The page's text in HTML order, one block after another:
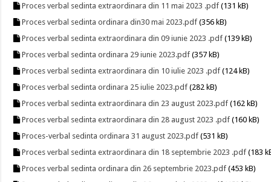
Proces verbal sedinta extraordinara din 11 mai 2023 .pdf (131 kB)
Proces verbal sedinta ordinara din30 mai 2023.pdf (356 kB)
Proces verbal sedinta extraordinara din 09 iunie 2023 .pdf (139 kB)
Proces verbal sedinta ordinara 29 iunie 2023.pdf (357 kB)
Proces verbal sedinta extraordinara din 10 iulie 2023 .pdf (124 kB)
Proces verbal sedinta ordinara 25 iulie 2023.pdf (282 kB)
Proces verbal sedinta extraordinara din 23 august 2023.pdf (162 kB)
Proces verbal sedinta extraordinara din 28 august 2023 .pdf (160 kB)
Proces-verbal sedinta ordinara 31 august 2023.pdf (531 kB)
Proces verbal sedinta extraordinara din 18 septembrie 2023 .pdf (183
Proces verbal sedinta ordinara din 26 septembrie 2023.pdf (453 kB)